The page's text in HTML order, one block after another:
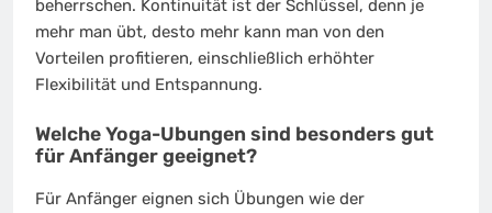
beherrschen. Kontinuität ist der Schlüssel, denn je
mehr man übt, desto mehr kann man von den
Vorteilen profitieren, einschließlich erhöhter
Flexibilität und Entspannung.
Welche Yoga-Ubungen sind besonders gut
für Anfänger geeignet?
Für Anfänger eignen sich Übungen wie der